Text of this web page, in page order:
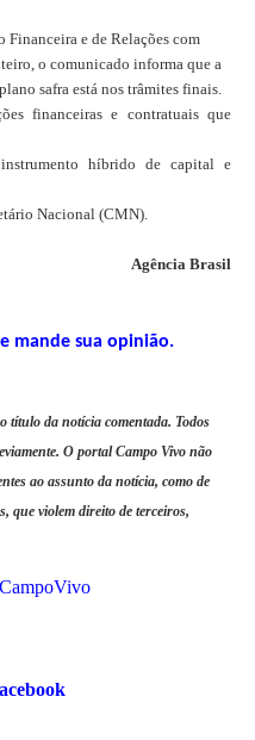
Financeira e de Relações com
o comunicado informa que a
safra está nos trâmites finais.
financeiras e contratuais que
híbrido de capital e
Nacional (CMN).
Agência Brasil
mande sua opinião.
título da notícia comentada. Todos
O portal Campo Vivo não
ao assunto da notícia, como de
que violem direito de terceiros,